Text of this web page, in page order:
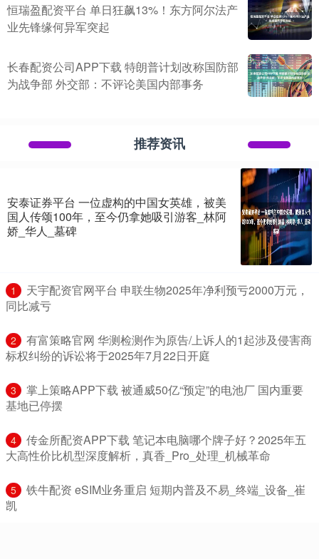
恒瑞盈配资平台 单日狂飙13%！东方阿尔法产
业先锋缘何异军突起
长春配资公司APP下载 特朗普计划改称国防部
为战争部 外交部：不评论美国内部事务
推荐资讯
安泰证券平台 一位虚构的中国女英雄，被美
国人传颂100年，至今仍拿她吸引游客_林阿
娇_华人_墓碑
1
​天宇配资官网平台 申联生物2025年净利预亏2000万元，
同比减亏
2
​有富策略官网 华测检测作为原告/上诉人的1起涉及侵害商
标权纠纷的诉讼将于2025年7月22日开庭
3
​掌上策略APP下载 被通威50亿“预定”的电池厂 国内重要
基地已停摆
4
​传金所配资APP下载 笔记本电脑哪个牌子好？2025年五
大高性价比机型深度解析，真香_Pro_处理_机械革命
5
​铁牛配资 eSIM业务重启 短期内普及不易_终端_设备_崔
凯